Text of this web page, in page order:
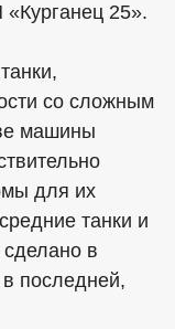
25».
со сложным
машины
для их
танки и
в
в последней,